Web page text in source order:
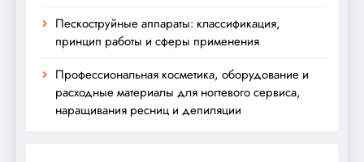
Пескоструйные аппараты: классификация,
принцип работы и сферы применения
Профессиональная косметика, оборудование и
расходные материалы для ногтевого сервиса,
наращивания ресниц и депиляции